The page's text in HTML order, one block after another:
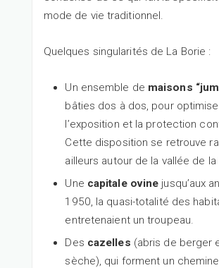
mode de vie traditionnel.
Quelques singularités de La Borie :
Un ensemble de maisons
bâties dos à dos, pour
l’exposition et la protection
Cette disposition se retrouve
ailleurs autour de la vallée de la
Une capitale ovine jusqu’aux
1950, la quasi-totalité des
entretenaient un troupeau.
Des cazelles (abris de berger
sèche), qui forment un